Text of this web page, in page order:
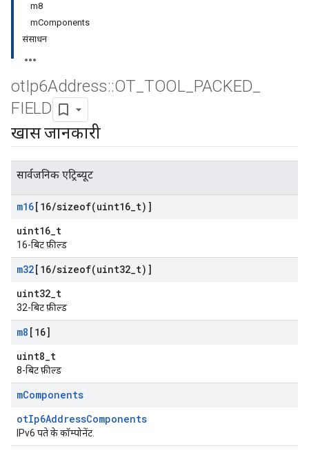
m8
mComponents
संसाधन
otIp6Address::OT TOOL PACKED
FIELD
खास जानकारी
सार्वजनिक एट्रिब्यूट
m16[16/sizeof(uint16 t)]
uint16_t
16-बिट फ़ील्ड
m32[16/sizeof(uint32 t)]
uint32_t
32-बिट फ़ील्ड
m8 [16]
uint8_t
8-बिट फ़ील्ड
mComponents
otIp6AddressComponents
IPv6 पते के कॉम्पोनेंट.